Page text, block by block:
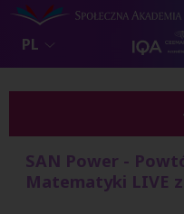
PL
SAN Power -
Matematyki LIVE